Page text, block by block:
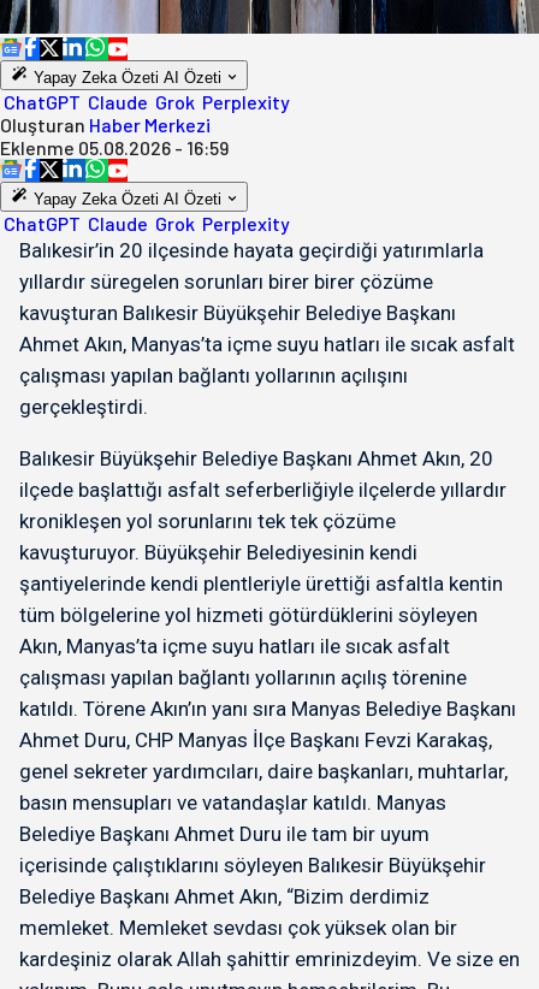
Yapay Zeka Özeti AI Özeti
ChatGPT Claude Grok Perplexity
Oluşturan Haber Merkezi
Eklenme 05.08.2026 - 16:59
Yapay Zeka Özeti AI Özeti
ChatGPT Claude Grok Perplexity
Balıkesir’in 20 ilçesinde hayata geçirdiği yatırımlarla
yıllardır süregelen sorunları birer birer çözüme
kavuşturan Balıkesir Büyükşehir Belediye Başkanı
Ahmet Akın, Manyas’ta içme suyu hatları ile sıcak asfalt
çalışması yapılan bağlantı yollarının açılışını
gerçekleştirdi.
Balıkesir Büyükşehir Belediye Başkanı Ahmet Akın, 20
ilçede başlattığı asfalt seferberliğiyle ilçelerde yıllardır
kronikleşen yol sorunlarını tek tek çözüme
kavuşturuyor. Büyükşehir Belediyesinin kendi
şantiyelerinde kendi plentleriyle ürettiği asfaltla kentin
tüm bölgelerine yol hizmeti götürdüklerini söyleyen
Akın, Manyas’ta içme suyu hatları ile sıcak asfalt
çalışması yapılan bağlantı yollarının açılış törenine
katıldı. Törene Akın’ın yanı sıra Manyas Belediye Başkanı
Ahmet Duru, CHP Manyas İlçe Başkanı Fevzi Karakaş,
genel sekreter yardımcıları, daire başkanları, muhtarlar,
basın mensupları ve vatandaşlar katıldı. Manyas
Belediye Başkanı Ahmet Duru ile tam bir uyum
içerisinde çalıştıklarını söyleyen Balıkesir Büyükşehir
Belediye Başkanı Ahmet Akın, “Bizim derdimiz
memleket. Memleket sevdası çok yüksek olan bir
kardeşiniz olarak Allah şahittir emrinizdeyim. Ve size en